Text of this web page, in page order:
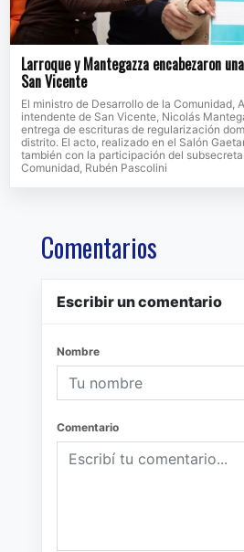
Larroque y Mantegazza encabezaron
San Vicente
El ministro de Desarrollo de la Comunidad,
intendente de San Vicente, Nicolás
entrega de escrituras de regularización
distrito. El acto, realizado en el Salón
también con la participación del
Comunidad, Rubén Pascolini
Comentarios
Escribir un comentario
Nombre
Comentario